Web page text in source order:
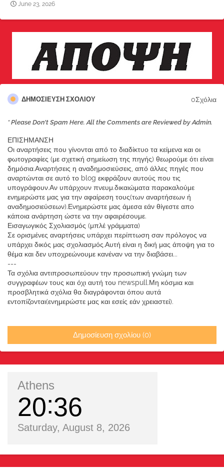
June 23, 2026
ΔΗΜΟΣΊΕΥΣΗ ΣΧΟΛΊΟΥ 0Σχόλια
* Please Don't Spam Here. All the Comments are Reviewed by Admin.
ΕΠΙΣΗΜΑΝΣΗ
Οι αναρτήσεις που γίνονται από το διαδίκτυο τα κείμενα και οι
φωτογραφίες (με σχετική σημείωση της πηγής) θεωρούμε ότι είναι
δημόσια.Αναρτήσεις η αναδημοσιεύσεις, από άλλες πηγές που
αναρτώνται σε αυτό το blog εκφράζουν αυτούς που τις
υπογράφουν.Αν υπάρχουν πνευμ.δικαιώματα παρακαλούμε
ενημερώστε μας για την αφαίρεση τους(των αναρτήσεων ή
αναδημοσιεύσεων).Ενημερώστε μας άμεσα εάν θίγεστε απο
κάποια ανάρτηση ώστε να την αφαιρέσουμε.
Εισαγωγικός Σχολιασμός (μπλέ γράμματα)
Σε ορισμένες αναρτήσεις υπάρχει περίπτωση σαν πρόλογος να
υπάρχει δικός μας σχολιασμός.Αυτή είναι η δική μας άποψη για το
θέμα και δεν υποχρεώνουμε κανέναν να την διαβάσει...
---
Τα σχόλια αντιπροσωπεύουν την προσωπική γνώμη των
συγγραφέων τους και όχι αυτή του newspull.Μη κόσμια και
προσβλητικά σχόλια θα διαγράφονται όπου αυτά
εντοπίζονται(ενημερώστε μας και εσείς εάν χρειαστεί).
Δημοσίευση σχολίου (0)
Athens
20 36
Saturday, August 8, 2026